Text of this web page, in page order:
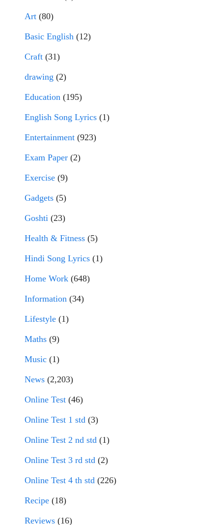
Art (80)
Basic English (12)
Craft (31)
drawing (2)
Education (195)
English Song Lyrics (1)
Entertainment (923)
Exam Paper (2)
Exercise (9)
Gadgets (5)
Goshti (23)
Health & Fitness (5)
Hindi Song Lyrics (1)
Home Work (648)
Information (34)
Lifestyle (1)
Maths (9)
Music (1)
News (2,203)
Online Test (46)
Online Test 1 std (3)
Online Test 2 nd std (1)
Online Test 3 rd std (2)
Online Test 4 th std (226)
Recipe (18)
Reviews (16)